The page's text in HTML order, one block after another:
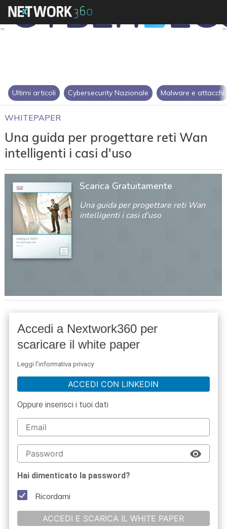
Ultimi articoli Cybersecurity Nazionale Malware e attacchi
WHITEPAPER
Una guida per progettare reti Wan
intelligenti i casi d'uso
Scarica Gratuitamente
Una guida per progettare reti Wan
intelligenti i casi d'uso
Accedi a Nextwork360 per
scaricare il white paper
Leggi l'informativa privacy
ACCEDI CON LINKEDIN
Oppure inserisci i tuoi dati
Hai dimenticato la password?
Ricordami
ACCEDI E SCARICA IL WHITE PAPER